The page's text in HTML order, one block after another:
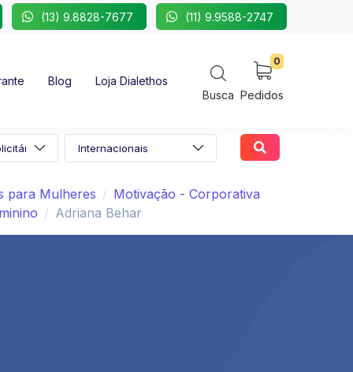
(13) 9.8828-7677 (11) 9.9588-2747
Blog
Loja Dialethos
Busca
0
Pedidos
para Mulheres
Motivação - Corporativa
Adriana Behar